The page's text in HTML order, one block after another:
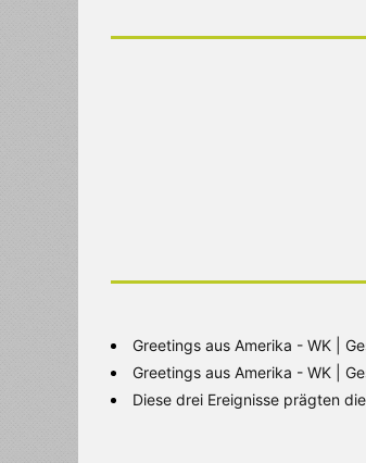
Greetings aus Amerika - WK |
Greetings aus Amerika - WK |
Diese drei Ereignisse prägten